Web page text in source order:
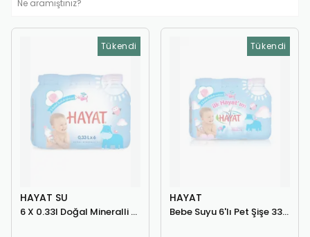
Tükendi
HAYAT SU
6 X 0.33l Doğal Mineralli Bebek Su + 2 Adet Suluk Aparatı
Tükendi
HAYAT
Bebe Suyu 6'lı Pet Şişe 330 ml